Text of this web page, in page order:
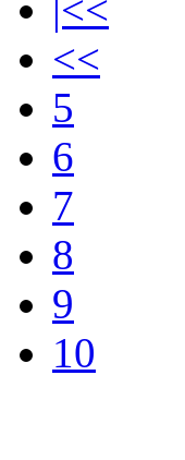
<<
5
6
7
8
9
10